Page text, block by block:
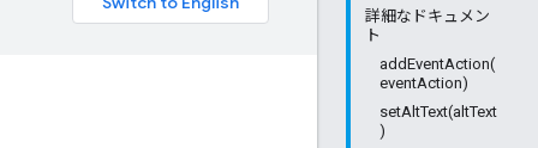
詳細なドキュメン
ト
addEventAction(
eventAction)
setAltText(altText
)